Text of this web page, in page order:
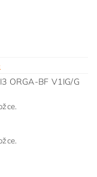
ORGA-BF V1IG/G